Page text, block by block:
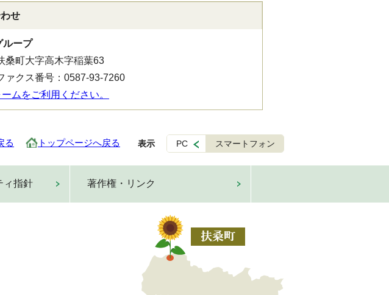
せ
ループ
町大字高木字稲葉63
クス番号：0587-93-7260
ムをご利用ください。
る トップページへ戻る 表示 PC スマートフォン
ィ指針 著作権・リンク